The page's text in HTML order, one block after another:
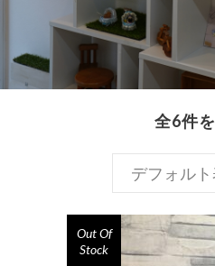
全6件
デフォル
Out Of
Stock